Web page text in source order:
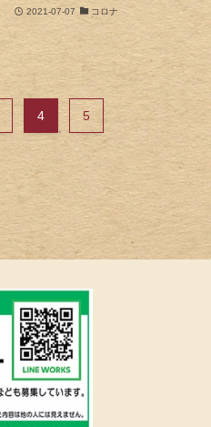
2021-07-07 コロナ
4 5